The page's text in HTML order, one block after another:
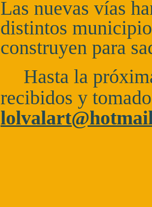
Las nuevas vías
distintos
construyen para
Hasta la
recibidos y